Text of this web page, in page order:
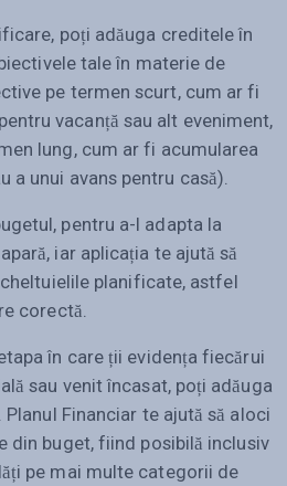
poți adăuga creditele în
tale în materie de
pe termen scurt, cum ar fi
vacanță sau alt eveniment,
lung, cum ar fi acumularea
a unui avans pentru casă).
pentru a-l adapta la
iar aplicația te ajută să
planificate, astfel
corectă.
în care ții evidența fiecărui
sau venit încasat, poți adăuga
Financiar te ajută să aloci
din buget, fiind posibilă inclusiv
pe mai multe categorii de